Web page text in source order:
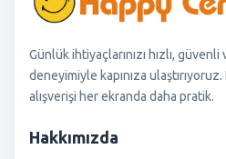
Günlük ihtiyaçlarınızı hızlı,
deneyimiyle kapınıza
alışverişi her ekranda daha pratik.
Hakkımızda